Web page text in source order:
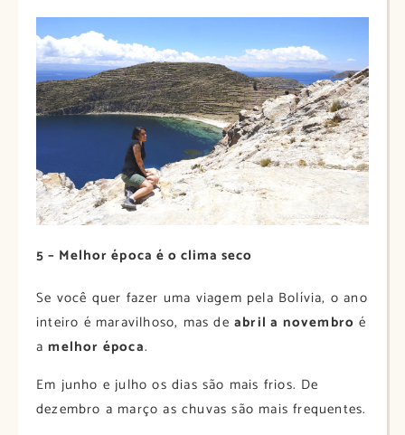
5 – Melhor época é o clima seco
Se você quer fazer uma viagem pela Bolívia, o ano
inteiro é maravilhoso, mas de abril a novembro é
amelhor época.
Em junho e julho os dias são mais frios. De
dezembro a março as chuvas são mais frequentes.